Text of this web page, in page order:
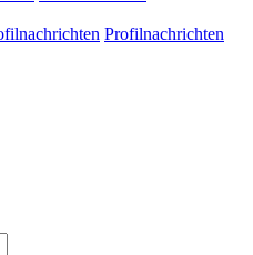
Profilnachrichten